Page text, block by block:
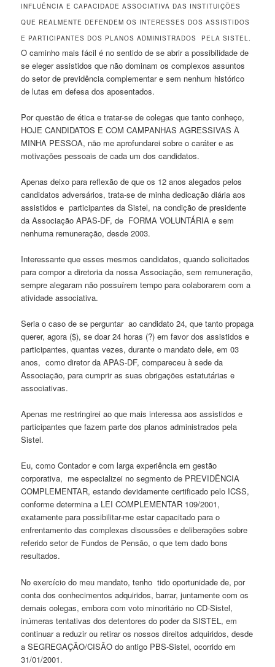
INFLUÊNCIA E CAPACIDADE ASSOCIATIVA DAS INSTITUIÇÕES
QUE REALMENTE DEFENDEM OS INTERESSES DOS ASSISTIDOS
E PARTICIPANTES DOS PLANOS ADMINISTRADOS PELA SISTEL.
O caminho mais fácil é no sentido de se abrir a possibilidade de
se eleger assistidos que não dominam os complexos assuntos
do setor de previdência complementar e sem nenhum histórico
de lutas em defesa dos aposentados.
Por questão de ética e tratar-se de colegas que tanto conheço,
HOJE CANDIDATOS E COM CAMPANHAS AGRESSIVAS À
MINHA PESSOA, não me aprofundarei sobre o caráter e as
motivações pessoais de cada um dos candidatos.
Apenas deixo para reflexão de que os 12 anos alegados pelos
candidatos adversários, trata-se de minha dedicação diária aos
assistidos e participantes da Sistel, na condição de presidente
da Associação APAS-DF, de FORMA VOLUNTÁRIA e sem
nenhuma remuneração, desde 2003.
Interessante que esses mesmos candidatos, quando solicitados
para compor a diretoria da nossa Associação, sem remuneração,
sempre alegaram não possuírem tempo para colaborarem com a
atividade associativa.
Seria o caso de se perguntar ao candidato 24, que tanto propaga
querer, agora ($), se doar 24 horas (?) em favor dos assistidos e
participantes, quantas vezes, durante o mandato dele, em 03
anos, como diretor da APAS-DF, compareceu à sede da
Associação, para cumprir as suas obrigações estatutárias e
associativas.
Apenas me restringirei ao que mais interessa aos assistidos e
participantes que fazem parte dos planos administrados pela
Sistel.
Eu, como Contador e com larga experiência em gestão
corporativa, me especializei no segmento de PREVIDÊNCIA
COMPLEMENTAR, estando devidamente certificado pelo ICSS,
conforme determina a LEI COMPLEMENTAR 109/2001,
exatamente para possibilitar-me estar capacitado para o
enfrentamento das complexas discussões e deliberações sobre
referido setor de Fundos de Pensão, o que tem dado bons
resultados.
No exercício do meu mandato, tenho tido oportunidade de, por
conta dos conhecimentos adquiridos, barrar, juntamente com os
demais colegas, embora com voto minoritário no CD-Sistel,
inúmeras tentativas dos detentores do poder da SISTEL, em
continuar a reduzir ou retirar os nossos direitos adquiridos, desde
a SEGREGAÇÃO/CISÃO do antigo PBS-Sistel, ocorrido em
31/01/2001.